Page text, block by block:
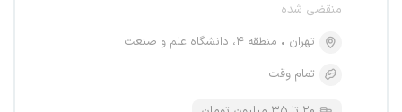
منقضی شده
تهران
منطقه ۴، دانشگاه علم و صنعت
تمام وقت